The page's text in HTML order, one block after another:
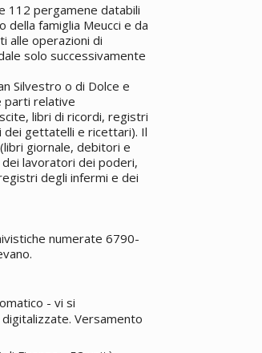
112 pergamene databili
della famiglia Meucci e da
alle operazioni di
solo successivamente
Silvestro o di Dolce e
parti relative
libri di ricordi, registri
dei gettatelli e ricettari). Il
giornale, debitori e
lavoratori dei poderi,
degli infermi e dei
numerate 6790-
- vi si
Versamento